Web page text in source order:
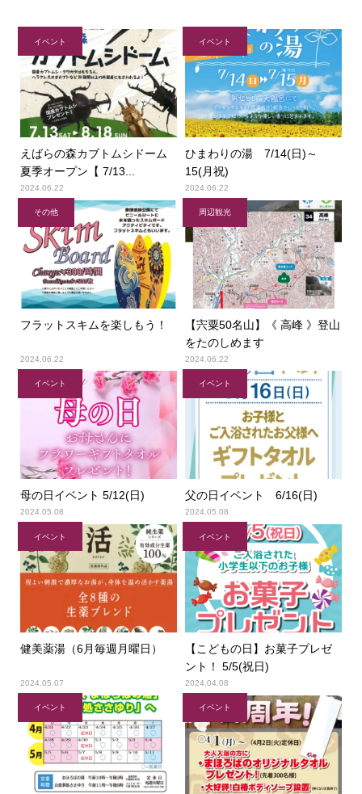
イベント
えばらの森カブトムシドーム
夏季オープン【 7/13...
2024.06.22
イベント
ひまわりの湯 7/14(日)～
15(月祝)
2024.06.22
その他
フラットスキムを楽しもう！
2024.06.22
周辺観光
【宍粟50名山】《 高峰 》登山
をたのしめます
2024.06.22
イベント
母の日イベント 5/12(日)
2024.05.08
イベント
父の日イベント 6/16(日)
2024.05.08
イベント
健美薬湯（6月毎週月曜日）
2024.05.07
イベント
【こどもの日】お菓子プレゼ
ント！ 5/5(祝日)
2024.04.08
イベント イベント